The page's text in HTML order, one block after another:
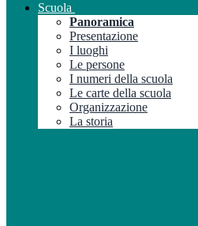
Scuola
Panoramica
Presentazione
I luoghi
Le persone
I numeri della scuola
Le carte della scuola
Organizzazione
La storia